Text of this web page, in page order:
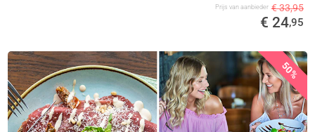
Prijs van aanbieder € 33,95
€ 24,95
50%